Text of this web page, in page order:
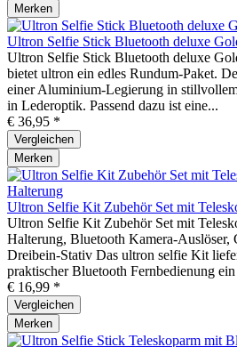
Merken
Ultron Selfie Stick Bluetooth deluxe
Ultron Selfie Stick Bluetooth deluxe
bietet ultron ein edles Rundum-Paket.
einer Aluminium-Legierung in
in Lederoptik. Passend dazu ist eine...
€ 36,95 *
Vergleichen
Merken
Ultron Selfie Kit Zubehör Set mit
Ultron Selfie Kit Zubehör Set mit
Halterung, Bluetooth Kamera-Auslöser,
Dreibein-Stativ Das ultron selfie Kit
praktischer Bluetooth Fernbedienung
€ 16,99 *
Vergleichen
Merken